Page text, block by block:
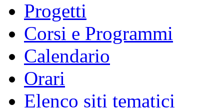
Progetti
Corsi e Programmi
Calendario
Orari
Elenco siti tematici